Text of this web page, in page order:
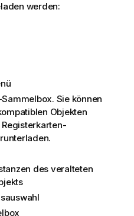
werden:
Sie können
Objekten
des veralteten